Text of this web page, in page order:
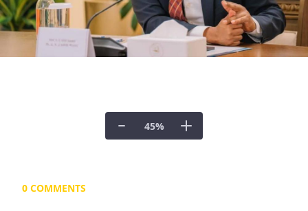
45%
Documents and Media
0 COMMENTS